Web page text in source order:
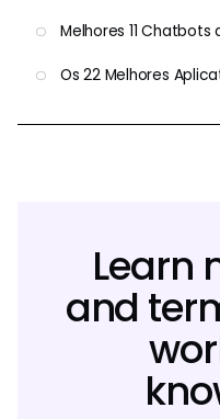
Melhores 11 Chatbots
Os 22 Melhores
Learn
and